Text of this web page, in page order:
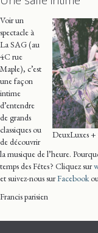
DeuxLuxes
Voir un
spectacle à
La SAG (au
4C rue
Maple), c’est
une façon
intime
d’entendre
de grands
classiques ou
de découvrir
la musique de l’heure.
temps des Fêtes ? Cliquez sur
et suivez-nous surFacebook
Francis parisien